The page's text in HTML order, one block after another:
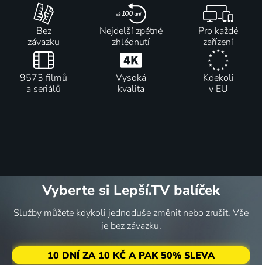
Bez
závazku
Nejdelší zpětné
zhlédnutí
Pro každé
zařízení
9573 filmů
a seriálů
Vysoká
kvalita
Kdekoli
v EU
Vyberte si Lepší.TV balíček
Služby můžete kdykoli jednoduše změnit nebo zrušit. Vše
je bez závazku.
10 DNÍ ZA 10 KČ A PAK 50% SLEVA